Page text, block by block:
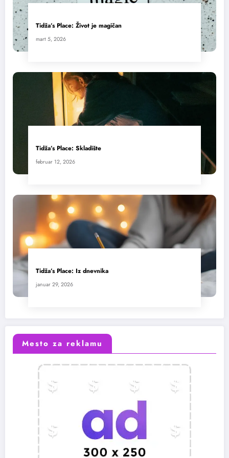
Tidža’s Place: Život je magičan
mart 5, 2026
Tidža’s Place: Skladište
februar 12, 2026
Tidža’s Place: Iz dnevnika
januar 29, 2026
Mesto za reklamu